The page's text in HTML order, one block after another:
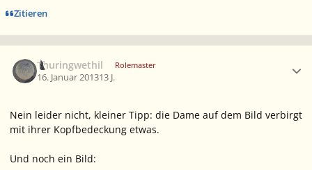
Zitieren
Thuringwethil Rolemaster
16. Januar 201313 J.
Nein leider nicht, kleiner Tipp: die Dame auf dem Bild verbirgt
mit ihrer Kopfbedeckung etwas.
Und noch ein Bild: